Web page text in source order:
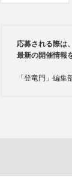
応募される際は
最新の開催情報
「登竜門」編集